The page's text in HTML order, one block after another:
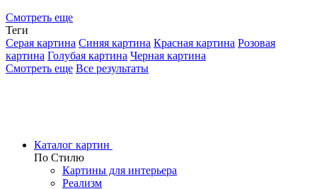
Смотреть еще
Теги
Серая картина Синяя картина Красная картина Розовая
картина Голубая картина Черная картина
Смотреть еще Все результаты
Каталог картин
По Стилю
Картины для интерьера
Реализм